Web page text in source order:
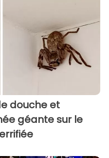
douche et
géante sur le